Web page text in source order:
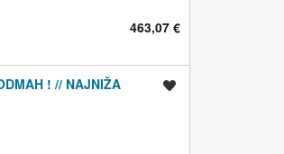
463,07 €
! // NAJNIŽA